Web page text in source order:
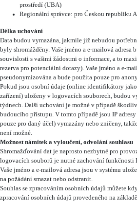
prostředí (UBA)
Regionální správce: pro Českou republiku
Délka uchování
Data budou vymazána, jakmile již nebudou
byly shromážděny. Vaše jméno a e-mailová adresa
souvislosti s vašimi žádostmi o informace, a to
rezerva pro potenciální dotazy). Vaše jméno a e-
pseudonymizována a bude použita pouze pro
Pokud jsou osobní údaje (online identifikátory jako
zařízení) uloženy v logovacích souborech, budou
týdnech. Další uchování je možné v případě
budoucího přístupu. V tomto případě jsou IP
pouze pro daný účel) vymazány nebo zničeny,
není možné.
Možnost námitek a vyloučení, odvolání souhlasu
Shromažďování dat je naprosto nezbytné pro
logovacích souborů je nutné zachování funkčnosti
Vaše jméno a e-mailová adresa jsou v systému
na požádání smazat nebo odstranit.
Souhlas se zpracováním osobních údajů můžete
zpracování osobních údajů provedeného na